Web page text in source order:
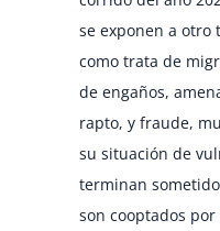
se exponen a otro
como trata de
de engaños,
rapto, y fraude,
su situación de
terminan
son cooptados